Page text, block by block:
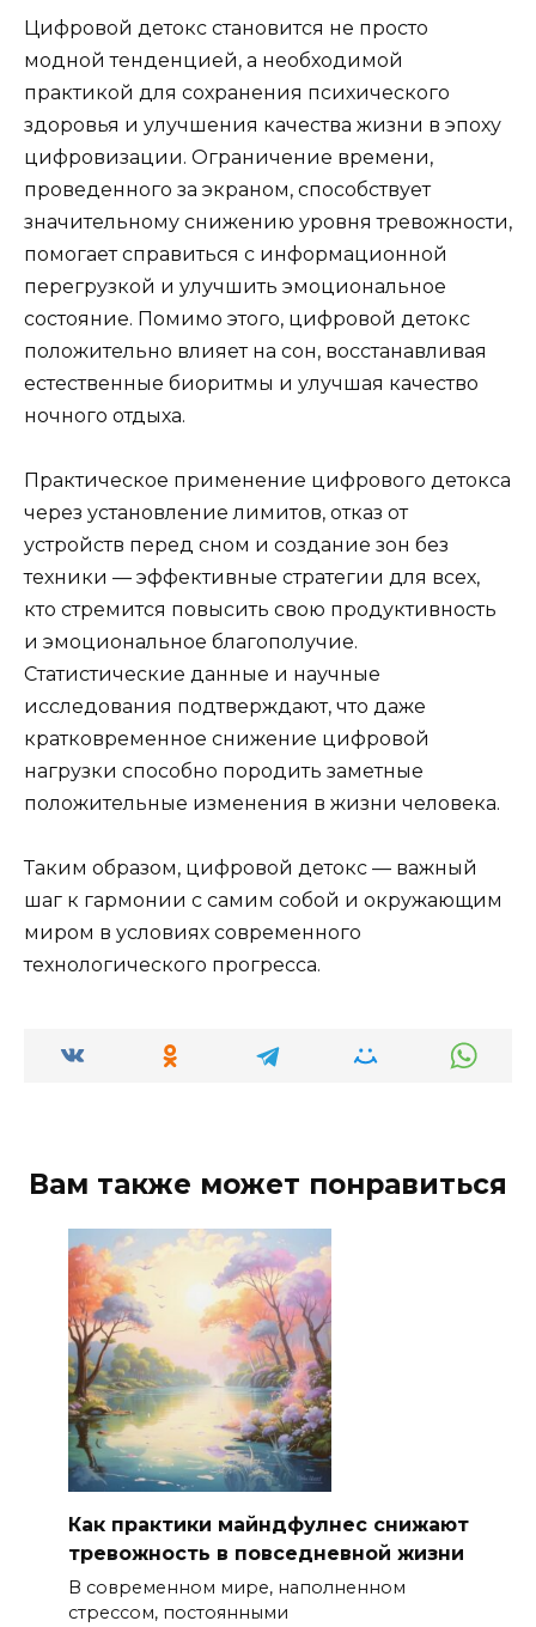
Цифровой детокс становится не просто
модной тенденцией, а необходимой
практикой для сохранения психического
здоровья и улучшения качества жизни в эпоху
цифровизации. Ограничение времени,
проведенного за экраном, способствует
значительному снижению уровня тревожности,
помогает справиться с информационной
перегрузкой и улучшить эмоциональное
состояние. Помимо этого, цифровой детокс
положительно влияет на сон, восстанавливая
естественные биоритмы и улучшая качество
ночного отдыха.
Практическое применение цифрового детокса
через установление лимитов, отказ от
устройств перед сном и создание зон без
техники — эффективные стратегии для всех,
кто стремится повысить свою продуктивность
и эмоциональное благополучие.
Статистические данные и научные
исследования подтверждают, что даже
кратковременное снижение цифровой
нагрузки способно породить заметные
положительные изменения в жизни человека.
Таким образом, цифровой детокс — важный
шаг к гармонии с самим собой и окружающим
миром в условиях современного
технологического прогресса.
Вам также может понравиться
Как практики майндфулнес снижают
тревожность в повседневной жизни
В современном мире, наполненном
стрессом, постоянными